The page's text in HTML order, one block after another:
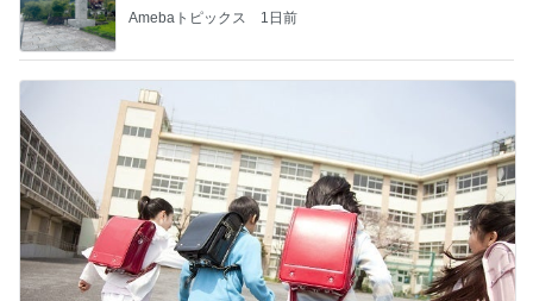
Amebaトピックス 1日前